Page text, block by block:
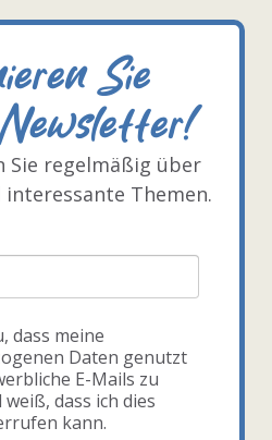
Sie
regelmäßig über
Themen.
dass meine
Daten genutzt
E-Mails zu
dass ich dies
kann.